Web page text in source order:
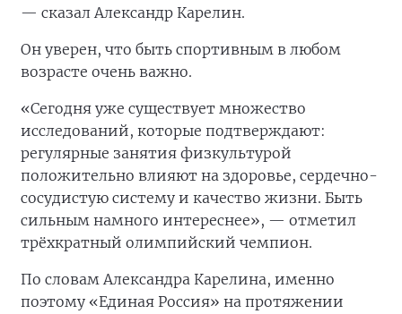
— сказал Александр Карелин.
Он уверен, что быть спортивным в любом
возрасте очень важно.
«Сегодня уже существует множество
исследований, которые подтверждают:
регулярные занятия физкультурой
положительно влияют на здоровье, сердечно-
сосудистую систему и качество жизни. Быть
сильным намного интереснее», — отметил
трёхкратный олимпийский чемпион.
По словам Александра Карелина, именно
поэтому «Единая Россия» на протяжении